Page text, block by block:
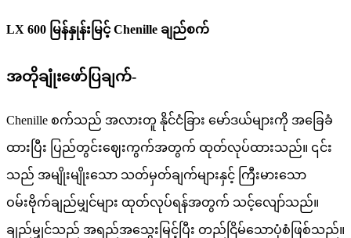
LX 600 မြန်နှုန်းမြင့် Chenille ချည်စက်
အတိုချုံးဖော်ပြချက်-
Chenille စက်သည် အလားတူ နိုင်ငံခြား မော်ဒယ်များကို အခြေခံ
ထားပြီး ပြည်တွင်းဈေးကွက်အတွက် ထုတ်လုပ်ထားသည်။ ၎င်း
သည် အမျိုးမျိုးသော သတ်မှတ်ချက်များနှင့် ကြီးမားသော
ဝမ်းဗိုက်ချည်မျှင်များ ထုတ်လုပ်ရန်အတွက် သင့်လျော်သည်။
ချည်မျှင်သည် အရည်အသွေးမြင့်ပြီး တည်ငြိမ်သောပုံစံဖြစ်သည်။